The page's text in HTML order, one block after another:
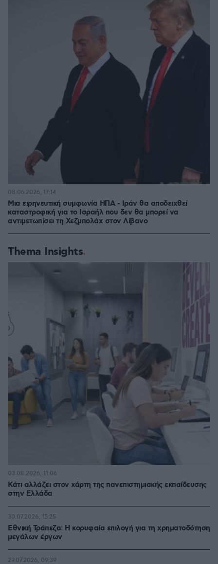
Μια ειρηνευτική συμφωνία ΗΠΑ - Ιράν θα αποδειχθεί
καταστροφική για το Ισραήλ που δεν θα μπορεί να
αντιμετωπίσει τη Χεζμπολάχ στον Λίβανο
08.06.2026, 17:14
Thema Insights
Κάτι αλλάζει στον χάρτη της πανεπιστημιακής εκπαίδευσης
στην Ελλάδα
03.08.2026, 11:06
Εθνική Τράπεζα: Η κορυφαία επιλογή για τη χρηματοδότηση
μεγάλων έργων
30.07.2026, 15:25
29.07.2026, 09:39